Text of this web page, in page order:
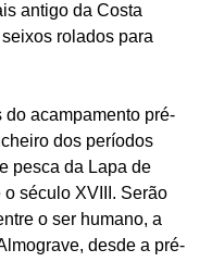
antigo da Costa
rolados para
acampamento pré-
dos períodos
pesca da Lapa de
século XVIII. Serão
o ser humano, a
desde a pré-